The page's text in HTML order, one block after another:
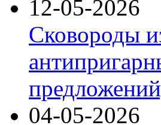
12-05-2026
Сковороды
04-05-2026